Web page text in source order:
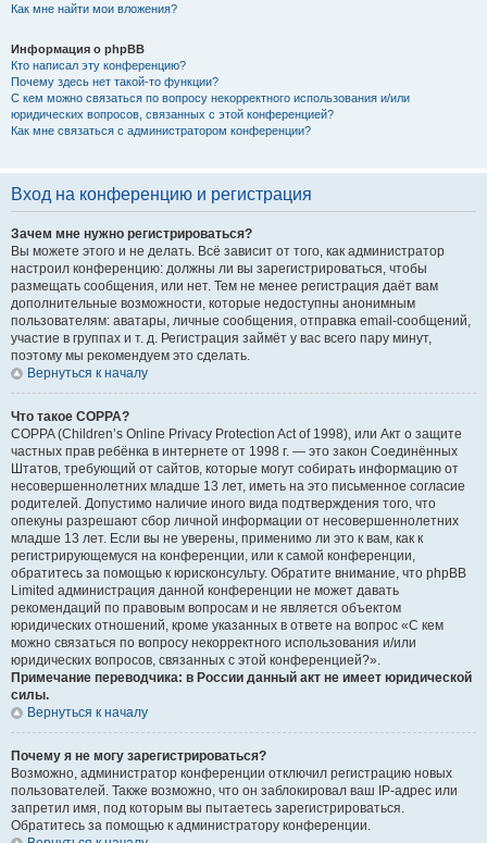
Как мне найти мои вложения?
Информация о phpBB
Кто написал эту конференцию?
Почему здесь нет такой-то функции?
С кем можно связаться по вопросу некорректного использования и/или
юридических вопросов, связанных с этой конференцией?
Как мне связаться с администратором конференции?
Вход на конференцию и регистрация
Зачем мне нужно регистрироваться?
Вы можете этого и не делать. Всё зависит от того, как администратор
настроил конференцию: должны ли вы зарегистрироваться, чтобы
размещать сообщения, или нет. Тем не менее регистрация даёт вам
дополнительные возможности, которые недоступны анонимным
пользователям: аватары, личные сообщения, отправка email-сообщений,
участие в группах и т. д. Регистрация займёт у вас всего пару минут,
поэтому мы рекомендуем это сделать.
Вернуться к началу
Что такое COPPA?
COPPA (Children’s Online Privacy Protection Act of 1998), или Акт о защите
частных прав ребёнка в интернете от 1998 г. — это закон Соединённых
Штатов, требующий от сайтов, которые могут собирать информацию от
несовершеннолетних младше 13 лет, иметь на это письменное согласие
родителей. Допустимо наличие иного вида подтверждения того, что
опекуны разрешают сбор личной информации от несовершеннолетних
младше 13 лет. Если вы не уверены, применимо ли это к вам, как к
регистрирующемуся на конференции, или к самой конференции,
обратитесь за помощью к юрисконсульту. Обратите внимание, что phpBB
Limited администрация данной конференции не может давать
рекомендаций по правовым вопросам и не является объектом
юридических отношений, кроме указанных в ответе на вопрос «С кем
можно связаться по вопросу некорректного использования и/или
юридических вопросов, связанных с этой конференцией?».
Примечание переводчика: в России данный акт не имеет юридической
силы.
Вернуться к началу
Почему я не могу зарегистрироваться?
Возможно, администратор конференции отключил регистрацию новых
пользователей. Также возможно, что он заблокировал ваш IP-адрес или
запретил имя, под которым вы пытаетесь зарегистрироваться.
Обратитесь за помощью к администратору конференции.